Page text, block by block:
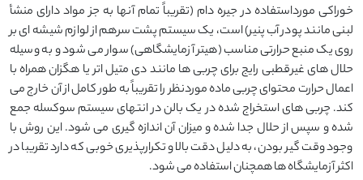
خوراکی مورداستفاده در جیره دام (تقریباً تمام آنها به جز مواد دارای منشأ
لبنی مانند پودر آب پنیر) است، یک سیستم پشت سرهم از لوازم شیشه ای بر
روی یک منبع حرارتی مناسب (هیتر آزمایشگاهی) سوار می شود و به وسیله
حلال های غیرقطبی رایج برای چربی ها مانند دی متیل اتر یا هگزان همراه با
اعمال حرارت محتوای چربی ماده موردنظر را تقریباً به طور کامل از آن خارج می
کند. چربی های استخراج شده در یک بالن در انتهای سیستم سوکسله جمع
شده و سپس از حلال جدا شده و میزان آن اندازه گیری می شود. این روش با
وجود وقت گیر بودن، به دلیل دقت بالا و تکرارپذیری خوبی که دارد تقریبا در
اکثر آزمایشگاه ها همچنان استفاده می شود.